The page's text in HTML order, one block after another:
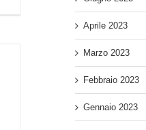
Aprile 2023
Marzo 2023
Febbraio 2023
Gennaio 2023